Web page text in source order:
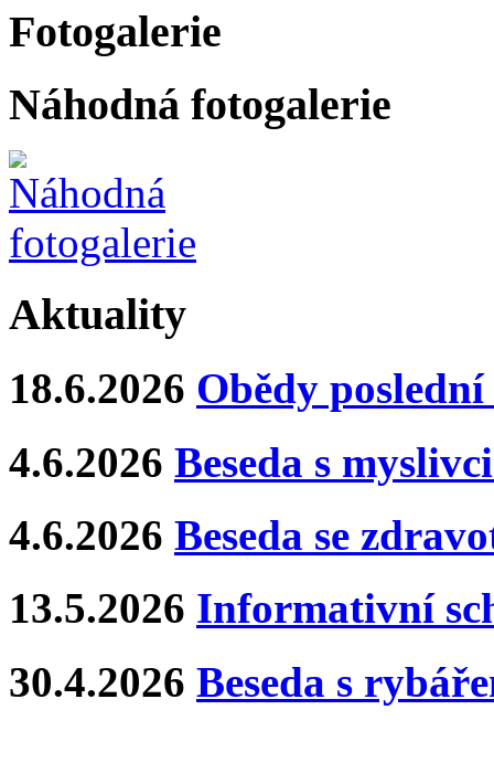
Fotogalerie
Náhodná fotogalerie
Aktuality
18.6.2026 Obědy
4.6.2026 Beseda s
4.6.2026 Beseda se
13.5.2026 Informativní
30.4.2026 Beseda s